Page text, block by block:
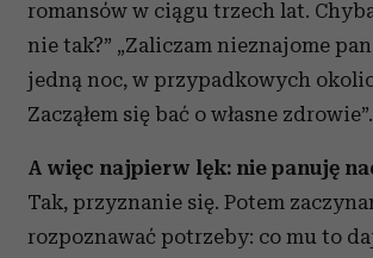
romansów w ciągu trzech lat.
nie tak?” „Zaliczam nieznajome
jedną noc, w przypadkowych
Zacząłem się bać o własne zdrowie”.
A więc najpierw lęk: nie panuję
Tak, przyznanie się. Potem
rozpoznawać potrzeby: co mu to